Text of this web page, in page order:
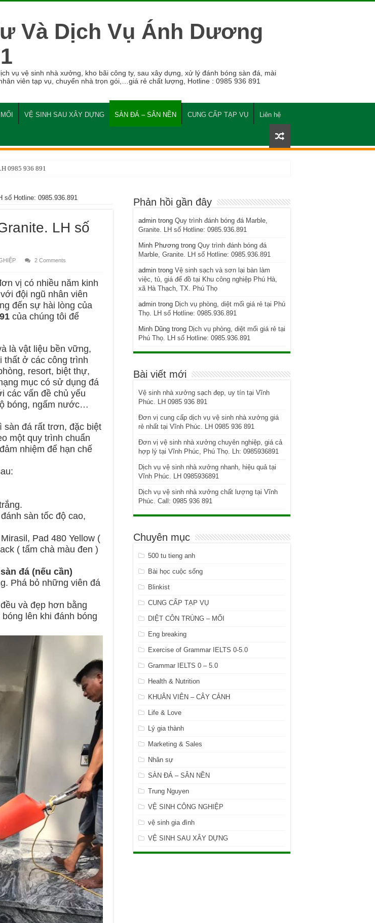
Và Dịch Vụ Ánh Dương
vụ vệ sinh nhà xưởng, kho bãi công ty, sau xây dựng, xử lý đánh bóng sàn đá, mài
viên tạp vụ, chuyển nhà trọn gói,…giá rẻ chất lượng, Hotline : 0985 936 891
VỆ SINH SAU XÂY DỰNG SÀN ĐÁ – SÂN NỀN CUNG CẤP TẠP VỤ Liên hệ
0985 936 891
số Hotline: 0985.936.891
LH số
2 Comments
vị có nhiều năm kinh
đội ngũ nhân viên
đến sự hài lòng của
của chúng tôi để
là vật liệu bền vững,
thất ở các công trình
resort, biệt thự,
mục có sử dụng đá
các vấn đề chủ yếu
bóng, ngấm nước…
sàn đá rất trơn, đặc biệt
một quy trình chuẩn
nhiệm để hạn chế
sàn tốc độ cao,
Pad 480 Yellow (
( tấm chà màu đen )
đá (nếu cần)
Phá bỏ những viên đá
và đẹp hơn bằng
lên khi đánh bóng
Phản hồi gần đây
admin trong Quy trình đánh bóng đá Marble,
Granite. LH số Hotline: 0985.936.891
Minh Phương trong Quy trình đánh bóng đá
Marble, Granite. LH số Hotline: 0985.936.891
admin trong Vệ sinh sạch và sơn lại bàn làm
việc, tủ, giá để đồ tại Khu công nghiệp Phú Hà,
xã Hà Thạch, TX. Phú Thọ
admin trong Dịch vụ phòng, diệt mối giá rẻ tại Phú
Thọ. LH số Hotline: 0985.936.891
Minh Dũng trong Dịch vụ phòng, diệt mối giá rẻ tại
Phú Thọ. LH số Hotline: 0985.936.891
Bài viết mới
Vệ sinh nhà xưởng sạch đẹp, uy tín tại Vĩnh
Phúc. LH 0985 936 891
Đơn vị cung cấp dịch vụ vệ sinh nhà xưởng giá
rẻ nhất tại Vĩnh Phúc. LH 0985 936 891
Đơn vị vệ sinh nhà xưởng chuyên nghiệp, giá cả
hợp lý tại Vĩnh Phúc, Phú Thọ. Lh: 0985936891
Dịch vụ vệ sinh nhà xưởng nhanh, hiệu quả tại
Vĩnh Phúc. LH 0985936891
Dịch vụ vệ sinh nhà xưởng chất lượng tại Vĩnh
Phúc. Call: 0985 936 891
Chuyên mục
500 tu tieng anh
Bài học cuộc sống
Blinkist
CUNG CẤP TẠP VỤ
DIỆT CÔN TRÙNG – MỐI
Eng breaking
Exercise of Grammar IELTS 0-5.0
Grammar IELTS 0 – 5.0
Health & Nutrition
KHUÂN VIÊN – CÂY CẢNH
Life & Love
Lý gia thành
Marketing & Sales
Nhân sự
SÀN ĐÁ – SÂN NỀN
Trung Nguyen
VỆ SINH CÔNG NGHIỆP
vệ sinh gia đình
VỆ SINH SAU XÂY DỰNG